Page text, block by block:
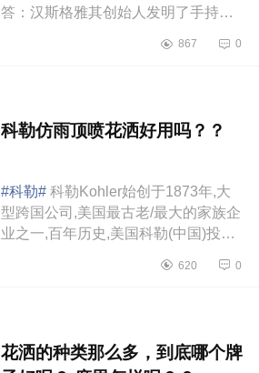
答：汉斯格雅其创始人发明了手持型
改造，通过这三项简单而精巧的革
867 0
科勒仿雨顶喷花洒好用吗？？
#科勒# 科勒Kohler始创于1873年,大
型跨国公司,美国最古老/最大的家族企
业之一,百年历史,美国科勒(中国)投资
顶喷花洒现在家中洗澡都是水柱型，
620 0
花洒的种类那么多，到底哪个牌